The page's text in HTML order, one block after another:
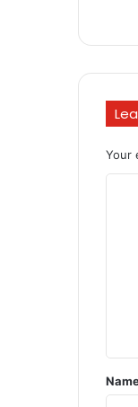
Your
*